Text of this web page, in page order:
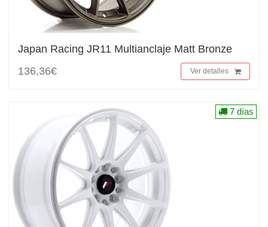
Japan Racing JR11 Multianclaje Matt Bronze
136,36€
Ver detalles
7 días